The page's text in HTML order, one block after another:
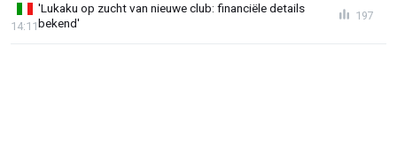
'Lukaku op zucht van nieuwe club: financiële details
bekend'
14:11
197